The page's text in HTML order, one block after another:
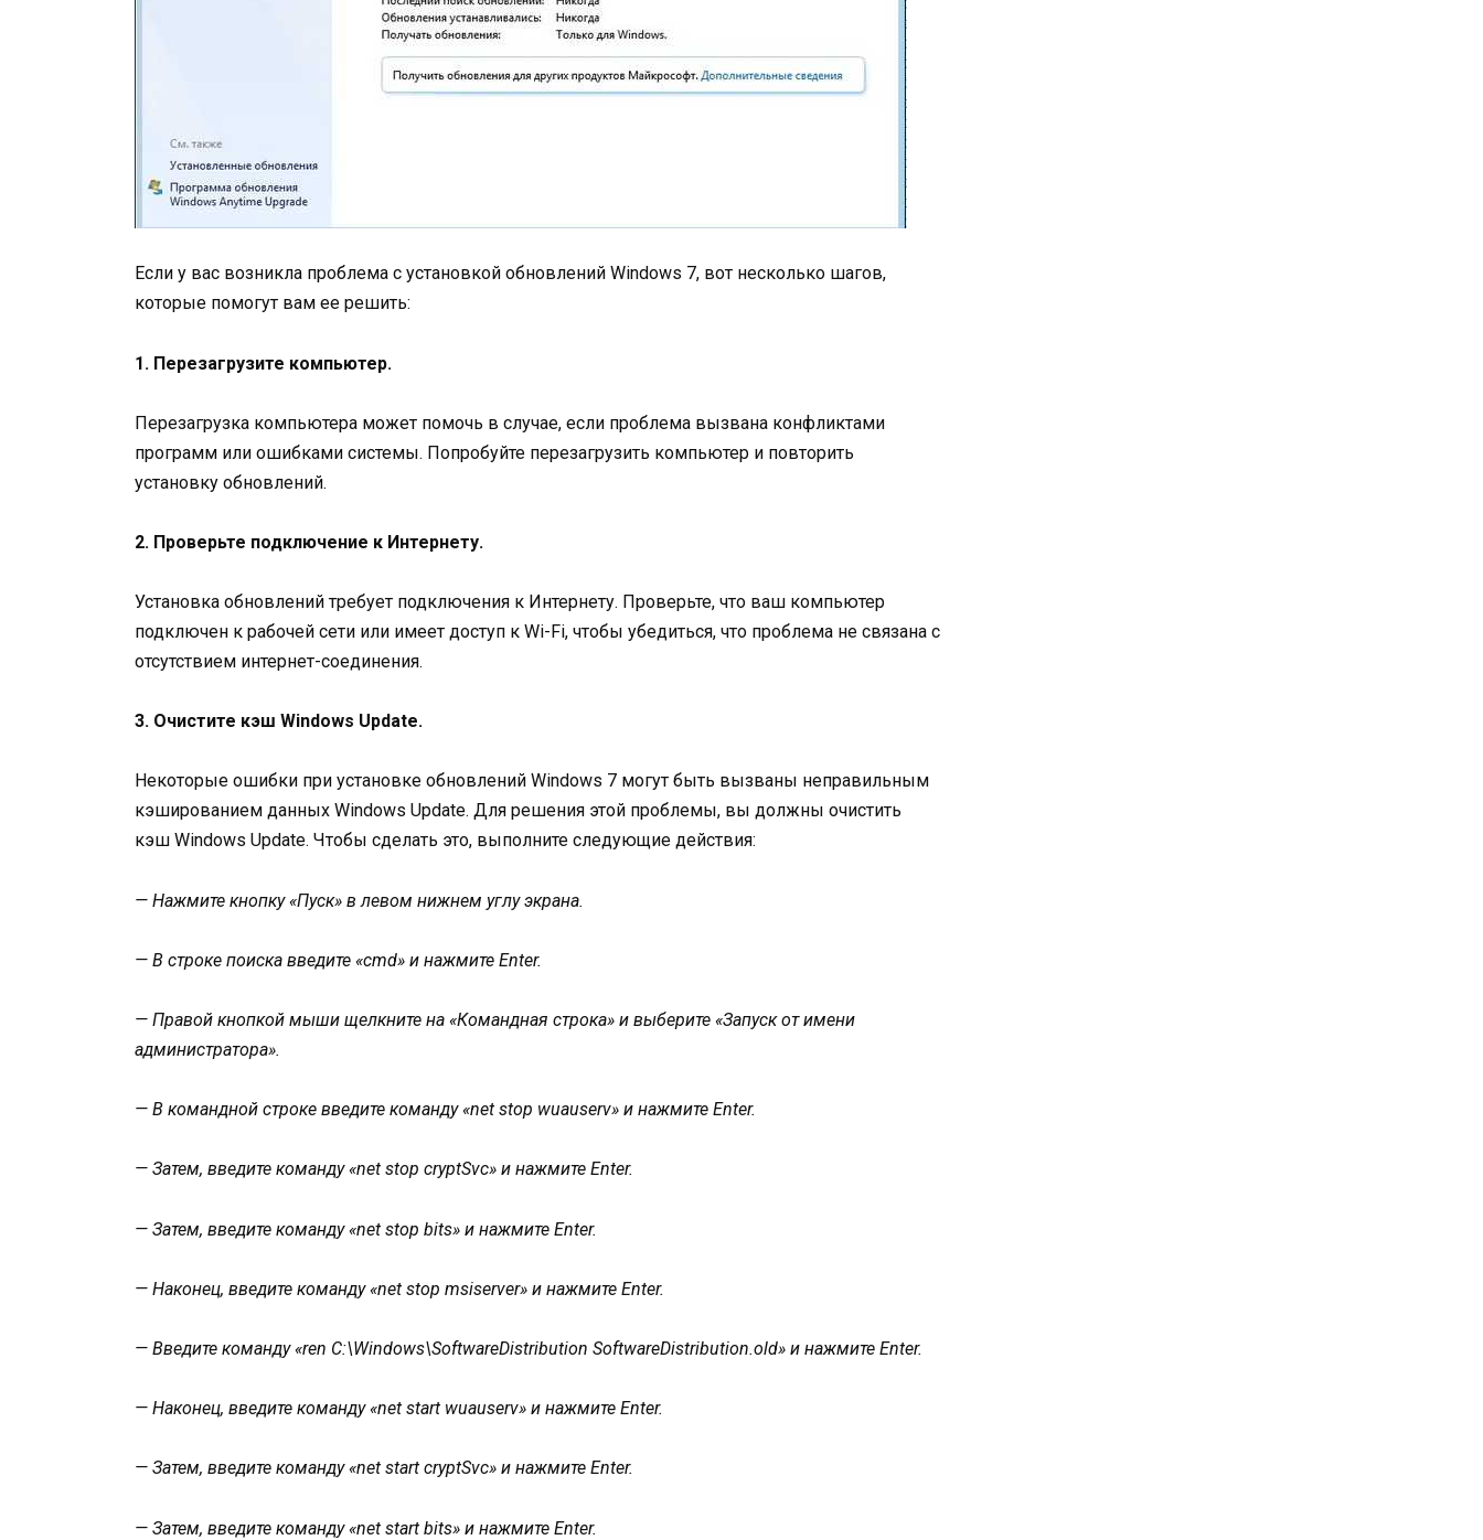
Если у вас возникла проблема с установкой обновлений Windows 7, вот несколько шагов,
которые помогут вам ее решить:
1. Перезагрузите компьютер.
Перезагрузка компьютера может помочь в случае, если проблема вызвана конфликтами
программ или ошибками системы. Попробуйте перезагрузить компьютер и повторить
установку обновлений.
2. Проверьте подключение к Интернету.
Установка обновлений требует подключения к Интернету. Проверьте, что ваш компьютер
подключен к рабочей сети или имеет доступ к Wi-Fi, чтобы убедиться, что проблема не связана с
отсутствием интернет-соединения.
3. Очистите кэш Windows Update.
Некоторые ошибки при установке обновлений Windows 7 могут быть вызваны неправильным
кэшированием данных Windows Update. Для решения этой проблемы, вы должны очистить
кэш Windows Update. Чтобы сделать это, выполните следующие действия:
— Нажмите кнопку «Пуск» в левом нижнем углу экрана.
— В строке поиска введите «cmd» и нажмите Enter.
— Правой кнопкой мыши щелкните на «Командная строка» и выберите «Запуск от имени
администратора».
— В командной строке введите команду «net stop wuauserv» и нажмите Enter.
— Затем, введите команду «net stop cryptSvc» и нажмите Enter.
— Затем, введите команду «net stop bits» и нажмите Enter.
— Наконец, введите команду «net stop msiserver» и нажмите Enter.
— Введите команду «ren C:\Windows\SoftwareDistribution SoftwareDistribution.old» и нажмите Enter.
— Наконец, введите команду «net start wuauserv» и нажмите Enter.
— Затем, введите команду «net start cryptSvc» и нажмите Enter.
— Затем, введите команду «net start bits» и нажмите Enter.